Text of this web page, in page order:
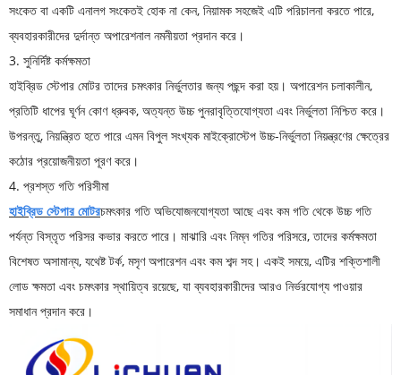
সংকেত বা একটি এনালগ সংকেতই হোক না কেন, নিয়ামক সহজেই এটি পরিচালনা করতে পারে,
ব্যবহারকারীদের দুর্দান্ত অপারেশনাল নমনীয়তা প্রদান করে।
3. সুনির্দিষ্ট কর্মক্ষমতা
হাইব্রিড স্টেপার মোটর তাদের চমৎকার নির্ভুলতার জন্য পছন্দ করা হয়। অপারেশন চলাকালীন,
প্রতিটি ধাপের ঘূর্ণন কোণ ধ্রুবক, অত্যন্ত উচ্চ পুনরাবৃত্তিযোগ্যতা এবং নির্ভুলতা নিশ্চিত করে।
উপরন্তু, নিয়ন্ত্রিত হতে পারে এমন বিপুল সংখ্যক মাইক্রোস্টেপ উচ্চ-নির্ভুলতা নিয়ন্ত্রণের ক্ষেত্রের
কঠোর প্রয়োজনীয়তা পূরণ করে।
4. প্রশস্ত গতি পরিসীমা
হাইব্রিড স্টেপার মোটরচমৎকার গতি অভিযোজনযোগ্যতা আছে এবং কম গতি থেকে উচ্চ গতি
পর্যন্ত বিস্তৃত পরিসর কভার করতে পারে। মাঝারি এবং নিম্ন গতির পরিসরে, তাদের কর্মক্ষমতা
বিশেষত অসামান্য, যথেষ্ট টর্ক, মসৃণ অপারেশন এবং কম শব্দ সহ। একই সময়ে, এটির শক্তিশালী
লোড ক্ষমতা এবং চমৎকার স্থায়িত্ব রয়েছে, যা ব্যবহারকারীদের আরও নির্ভরযোগ্য পাওয়ার
সমাধান প্রদান করে।